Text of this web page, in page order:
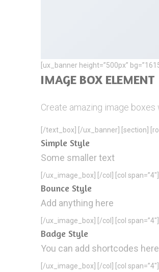
[ux_banner height=”500px”
IMAGE BOX ELEMENT
Create amazing image
[/text_box] [/ux_banner] [section]
Simple Style
Some smaller text
[/ux_image_box] [/col] [col
Bounce Style
Add anything here
[/ux_image_box] [/col] [col
Badge Style
You can add shortcodes here
[/ux_image_box] [/col] [col